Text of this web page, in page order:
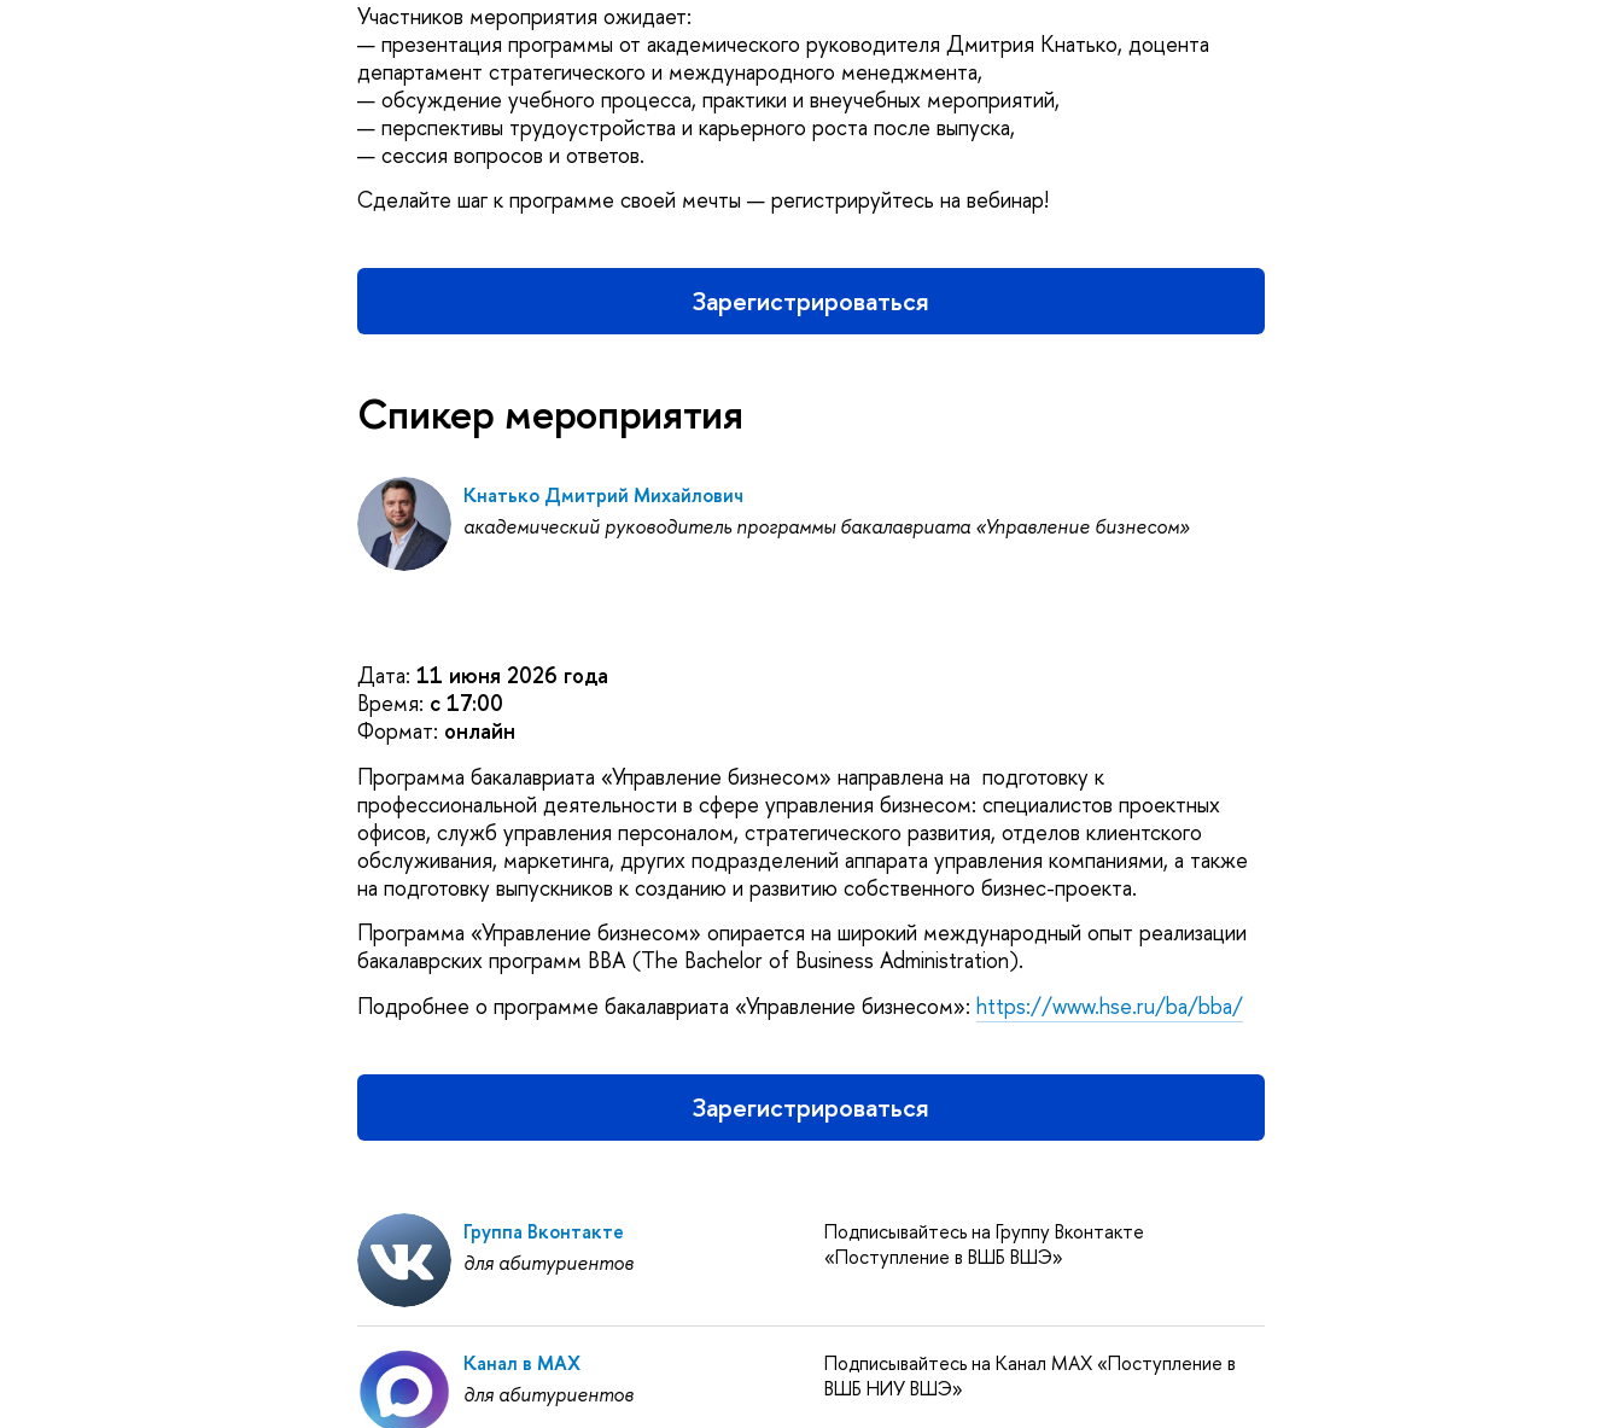
Участников мероприятия ожидает:
— презентация программы от академического руководителя Дмитрия Кнатько, доцента
департамент стратегического и международного менеджмента,
— обсуждение учебного процесса, практики и внеучебных мероприятий,
— перспективы трудоустройства и карьерного роста после выпуска,
— сессия вопросов и ответов.
Сделайте шаг к программе своей мечты — регистрируйтесь на вебинар!
Зарегистрироваться
Спикер мероприятия
Кнатько Дмитрий Михайлович
академический руководитель программы бакалавриата «Управление бизнесом»
Дата: 11 июня 2026 года
Время: с 17:00
Формат: онлайн
Программа бакалавриата «Управление бизнесом» направлена на подготовку к
профессиональной деятельности в сфере управления бизнесом: специалистов проектных
офисов, служб управления персоналом, стратегического развития, отделов клиентского
обслуживания, маркетинга, других подразделений аппарата управления компаниями, а также
на подготовку выпускников к созданию и развитию собственного бизнес-проекта.
Программа «Управление бизнесом» опирается на широкий международный опыт реализации
бакалаврских программ BBA (The Bachelor of Business Administration).
Подробнее о программе бакалавриата «Управление бизнесом»: https://www.hse.ru/ba/bba/
Зарегистрироваться
Группа Вконтакте
для абитуриентов
Подписывайтесь на Группу Вконтакте
«Поступление в ВШБ ВШЭ»
Канал в MAX
для абитуриентов
Подписывайтесь на Канал MAX «Поступление в
ВШБ НИУ ВШЭ»